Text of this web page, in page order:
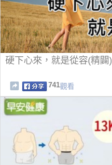
硬下心來，就是從容(精闢)
741觀看